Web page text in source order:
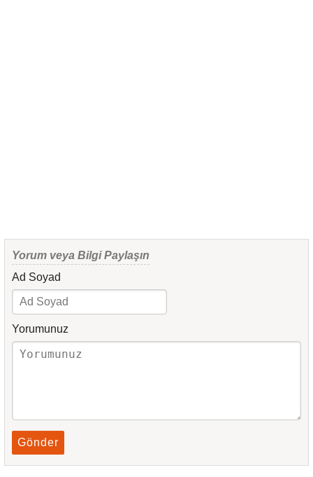
Yorum veya Bilgi Paylaşın
Ad Soyad
Yorumunuz
Gönder